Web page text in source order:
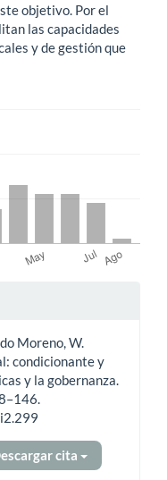
objetivo. Por el
las capacidades
y de gestión que
Moreno, W.
condicionante y
y la gobernanza.
cita